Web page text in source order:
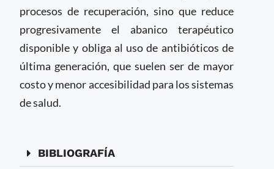
procesos de recuperación, sino que reduce
progresivamente el abanico terapéutico
disponible y obliga al uso de antibióticos de
última generación, que suelen ser de mayor
costo y menor accesibilidad para los sistemas
de salud.
BIBLIOGRAFÍA